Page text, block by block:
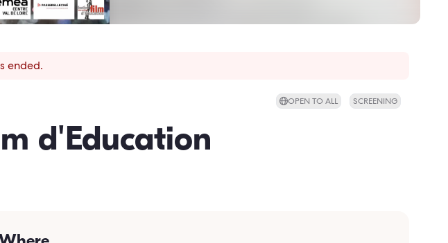
ended.
OPEN TO ALL SCREENING
d'Education